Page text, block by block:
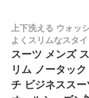
上下洗える ウォッ
よくスリムなスタ
スーツ メンズ
リム ノータッ
チ ビジネスス